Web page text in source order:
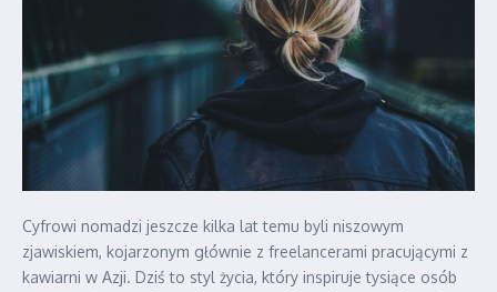
Cyfrowi nomadzi jeszcze kilka lat temu byli niszowym
zjawiskiem, kojarzonym głównie z freelancerami pracującymi z
kawiarni w Azji. Dziś to styl życia, który inspiruje tysiące osób